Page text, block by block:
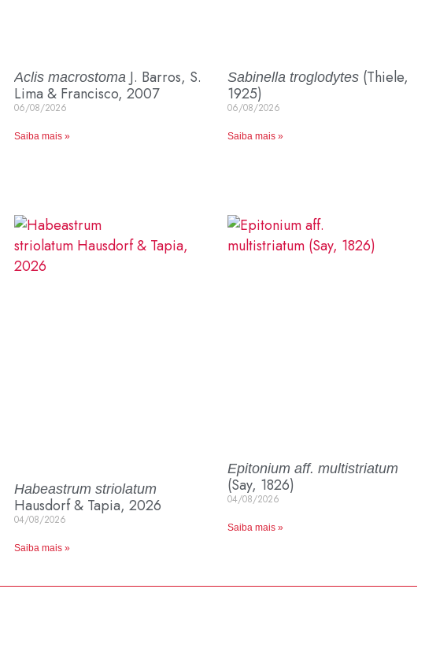
Aclis macrostoma J. Barros, S.
Lima & Francisco, 2007
06/08/2026
Saiba mais »
Sabinella troglodytes (Thiele,
1925)
06/08/2026
Saiba mais »
Habeastrum striolatum
Hausdorf & Tapia, 2026
04/08/2026
Saiba mais »
Epitonium aff. multistriatum
(Say, 1826)
04/08/2026
Saiba mais »